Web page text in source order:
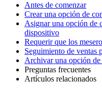
Antes de comenzar
Crear una opción de
Asignar una opción de
dispositivo
Requerir que los
Seguimiento de ventas
Archivar una opción de
Preguntas frecuentes
Artículos relacionados